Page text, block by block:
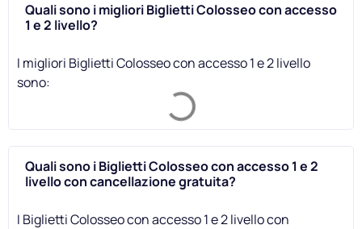
Quali sono i migliori Biglietti Colosseo con accesso
1 e 2 livello?
I migliori Biglietti Colosseo con accesso 1 e 2 livello
sono:
Quali sono i Biglietti Colosseo con accesso 1 e 2
livello con cancellazione gratuita?
I Biglietti Colosseo con accesso 1 e 2 livello con